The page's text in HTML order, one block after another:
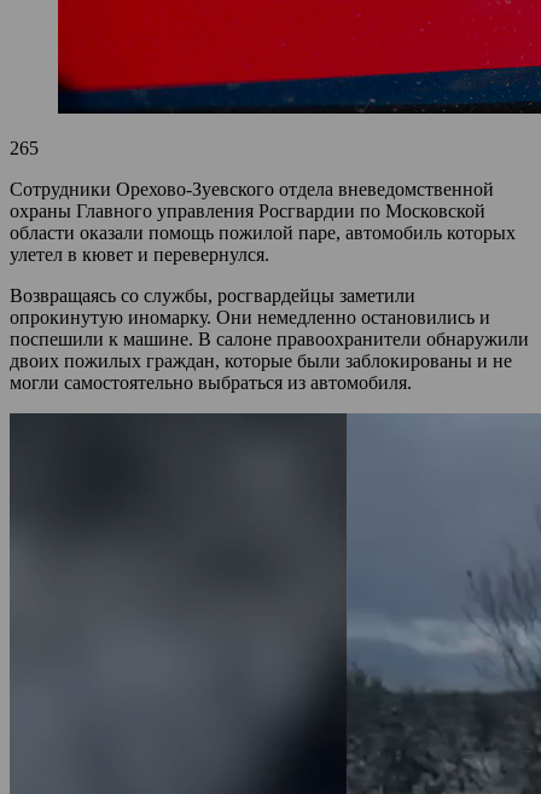
265
Сотрудники Орехово-Зуевского отдела вневедомственной
охраны Главного управления Росгвардии по Московской
области оказали помощь пожилой паре, автомобиль которых
улетел в кювет и перевернулся.
Возвращаясь со службы, росгвардейцы заметили
опрокинутую иномарку. Они немедленно остановились и
поспешили к машине. В салоне правоохранители обнаружили
двоих пожилых граждан, которые были заблокированы и не
могли самостоятельно выбраться из автомобиля.